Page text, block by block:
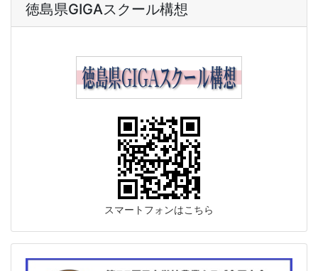
徳島県GIGAスクール構想
スマートフォンはこちら